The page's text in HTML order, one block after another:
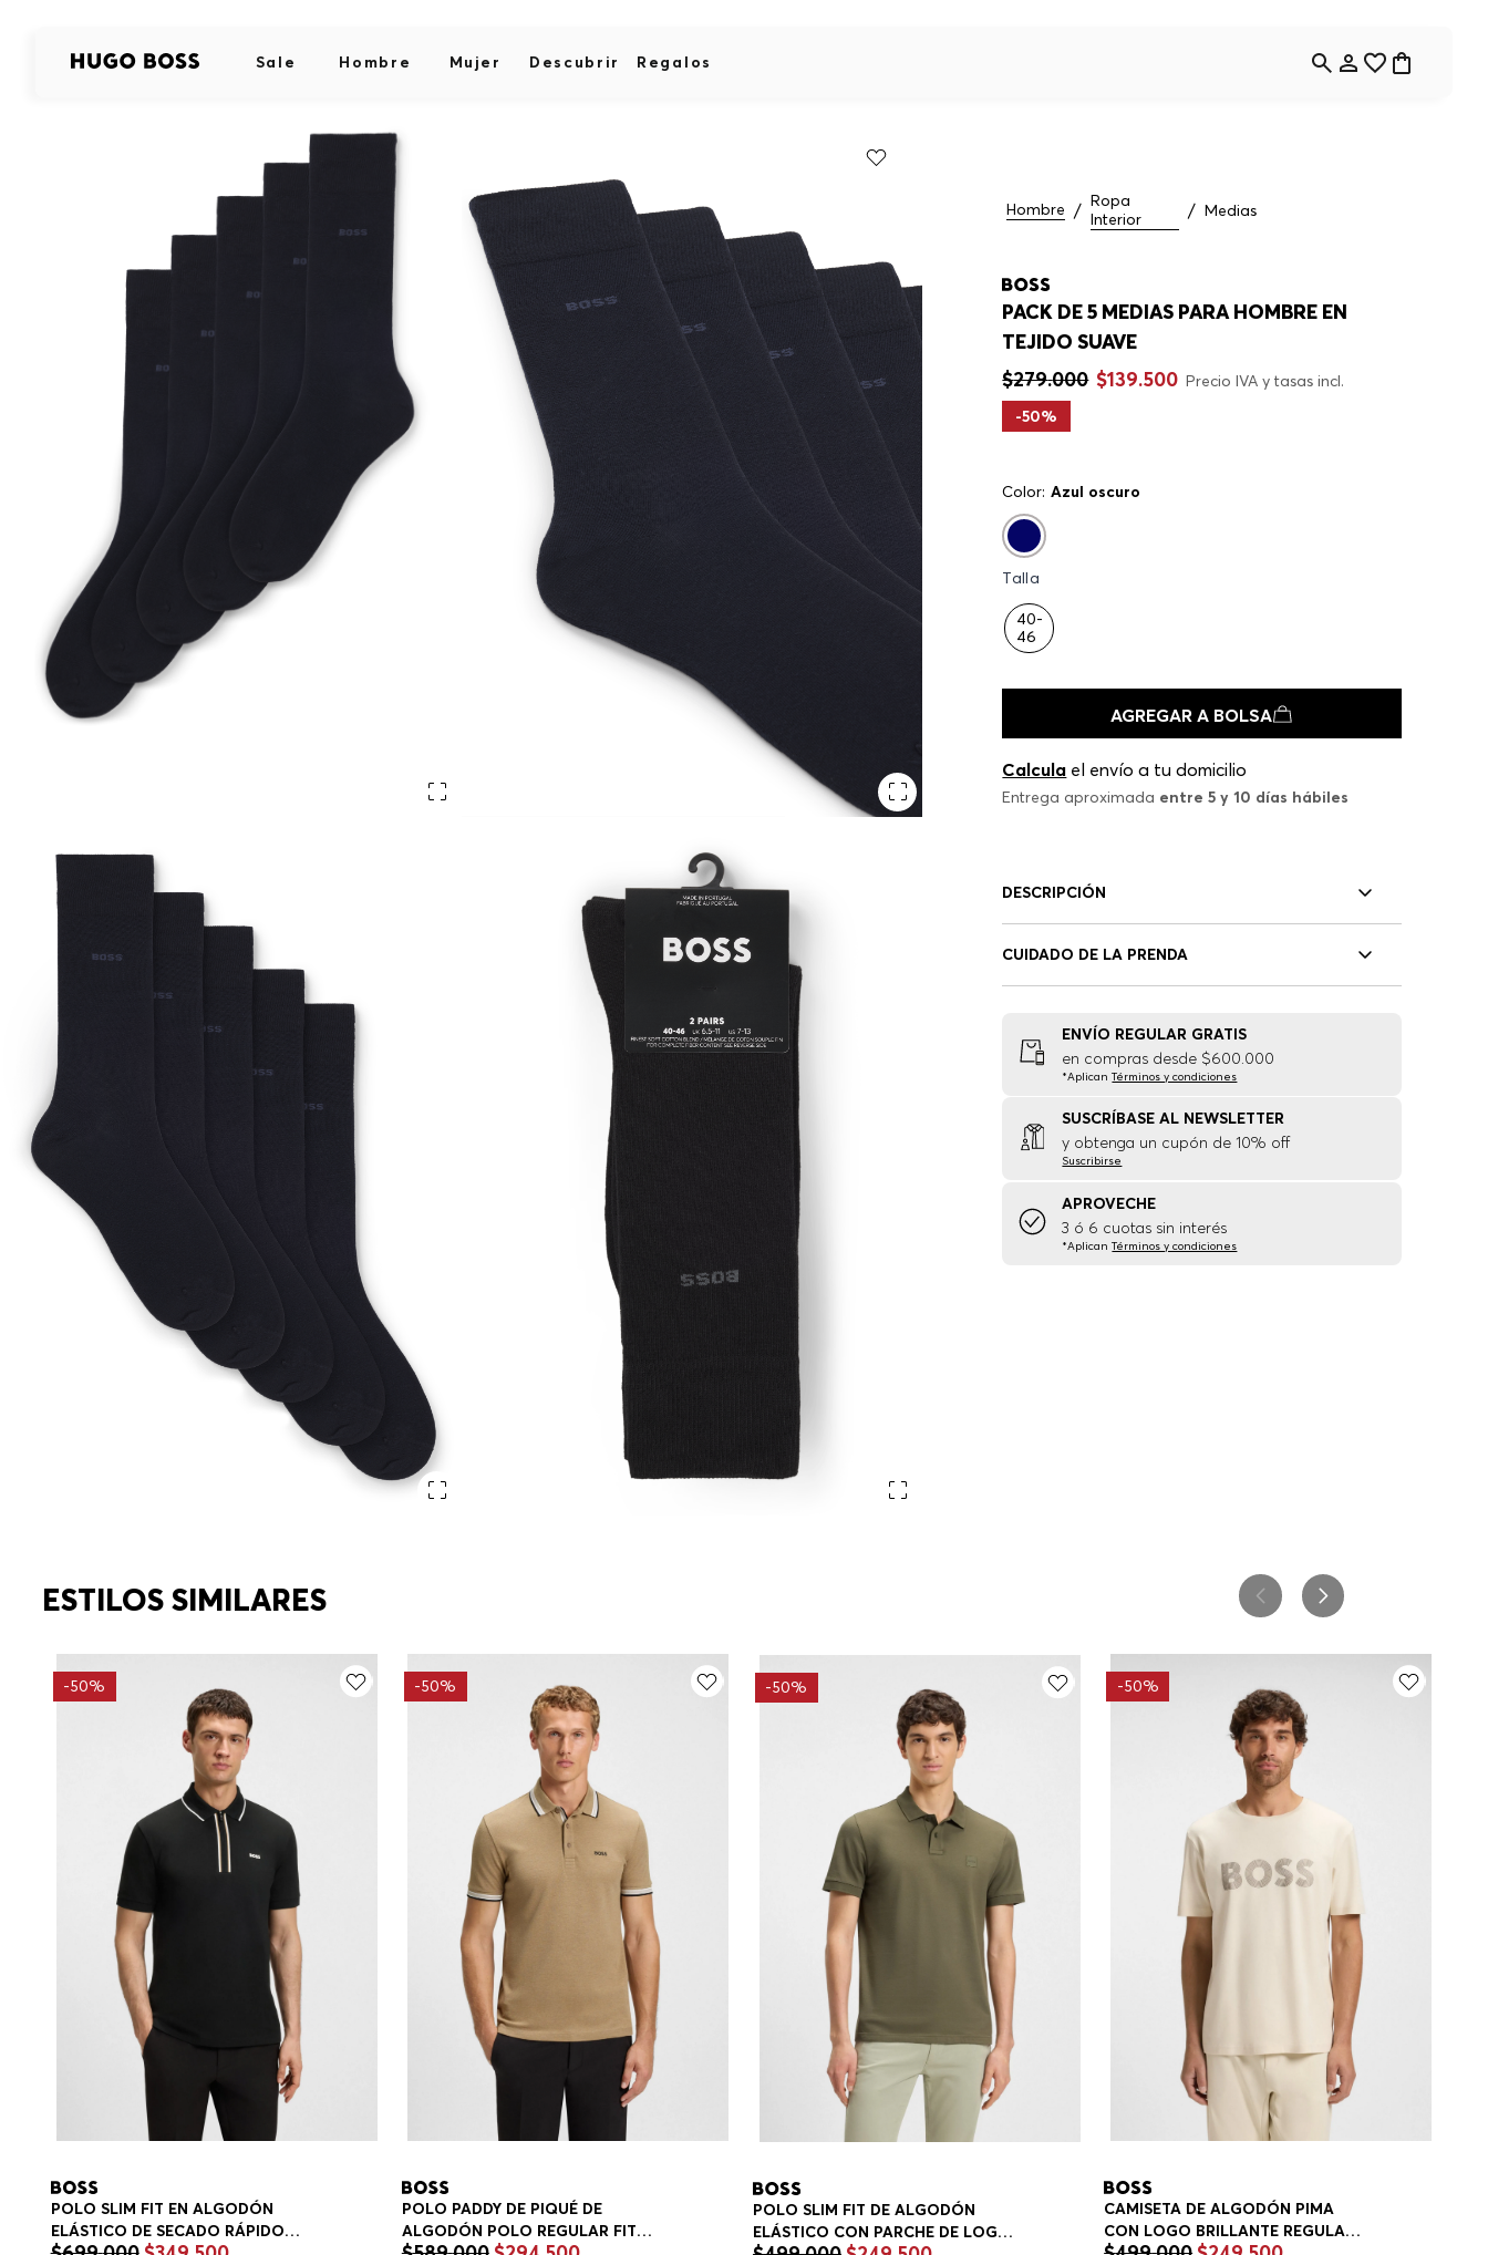
Sale Hombre Mujer Descubrir Regalos
Hombre
Ropa
Interior
Medias
PACK DE 5 MEDIAS PARA HOMBRE EN
TEJIDO SUAVE
$279.000 $139.500 Precio IVA y tasas incl.
-50%
Color: Azul oscuro
Talla
40-
46
AGREGAR A BOLSA
Calcula el envío a tu domicilio
Entrega aproximada entre 5 y 10 días hábiles
DESCRIPCIÓN
CUIDADO DE LA PRENDA
ENVÍO REGULAR GRATIS
en compras desde $600.000
*AplicanTérminos y condiciones
SUSCRÍBASE AL NEWSLETTER
y obtenga un cupón de 10% off
Suscribirse
APROVECHE
3 ó 6 cuotas sin interés
*AplicanTérminos y condiciones
ESTILOS SIMILARES
-50%
POLO SLIM FIT EN ALGODÓN
ELÁSTICO DE SECADO RÁPIDO
-50%
POLO PADDY DE PIQUÉ DE
ALGODÓN POLO REGULAR FIT
-50%
POLO SLIM FIT DE ALGODÓN
ELÁSTICO CON PARCHE DE LOGO
-50%
CAMISETA DE ALGODÓN PIMA
CON LOGO BRILLANTE REGULAR